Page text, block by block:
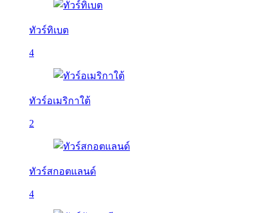
ทัวร์ทิเบต
4
ทัวร์อเมริกาใต้
2
ทัวร์สกอตแลนด์
4